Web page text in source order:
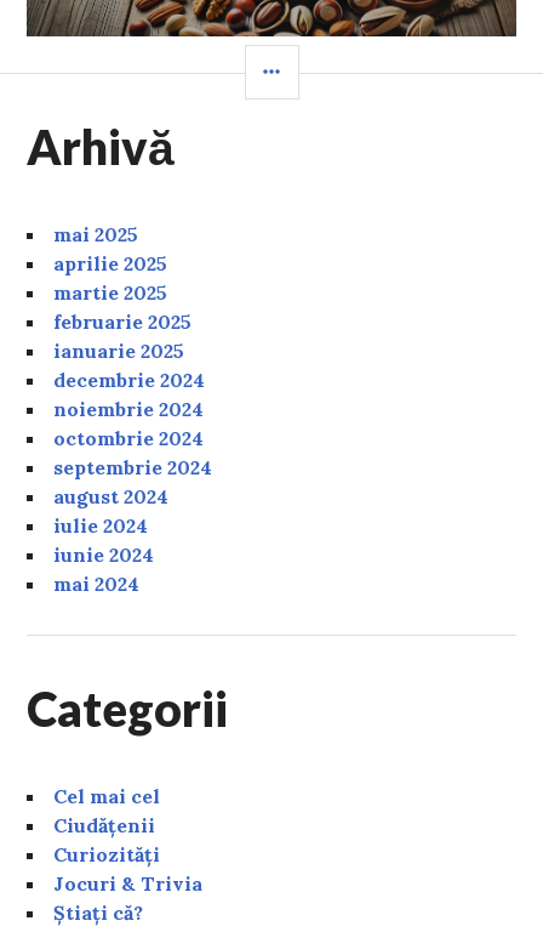
Arhivă
mai 2025
aprilie 2025
martie 2025
februarie 2025
ianuarie 2025
decembrie 2024
noiembrie 2024
octombrie 2024
septembrie 2024
august 2024
iulie 2024
iunie 2024
mai 2024
Categorii
Cel mai cel
Ciudățenii
Curiozități
Jocuri & Trivia
Știați că?